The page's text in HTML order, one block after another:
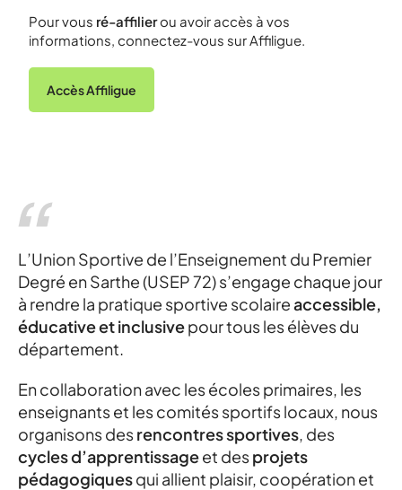
Pour vous ré-affilierou avoir accès à vos
informations, connectez-vous sur Affiligue.
Accès Affiligue
L’Union Sportive de l’Enseignement du Premier
Degré en Sarthe (USEP 72) s’engage chaque jour
à rendre la pratique sportive scolaireaccessible,
éducative et inclusivepour tous les élèves du
département.
En collaboration avec les écoles primaires, les
enseignants et les comités sportifs locaux, nous
organisons desrencontres sportives, des
cycles d’apprentissageet desprojets
pédagogiquesqui allient plaisir, coopération et